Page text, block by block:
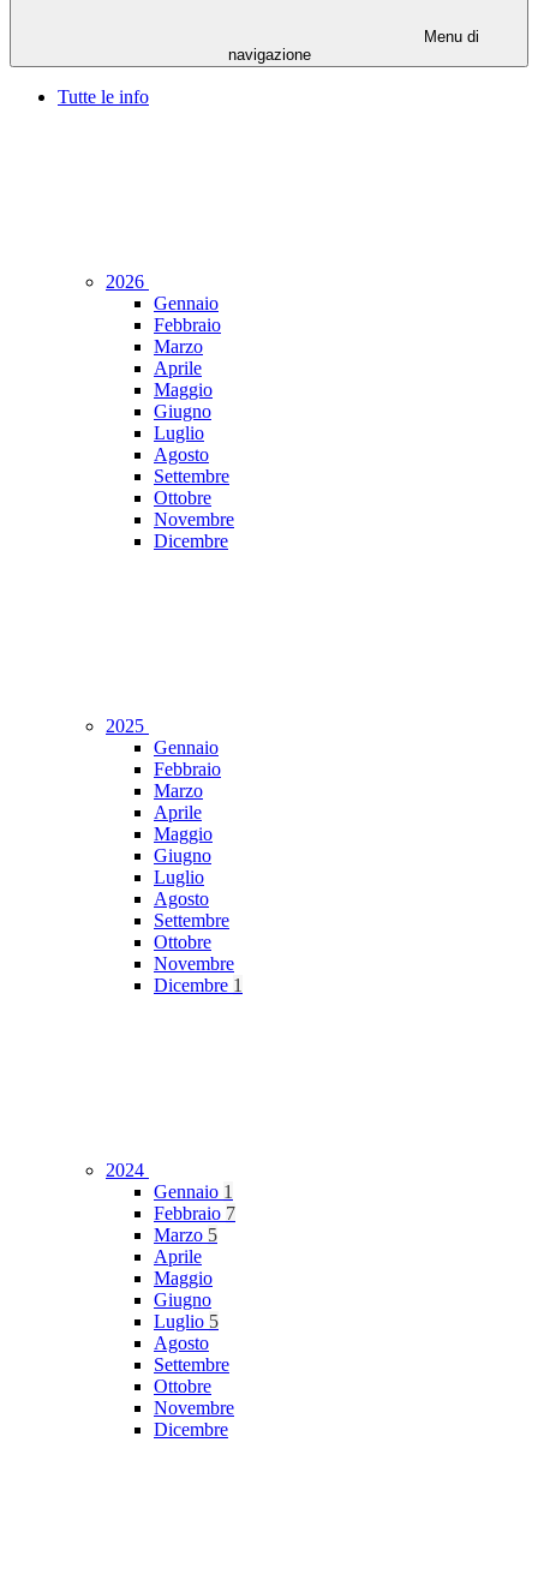
Menu di
navigazione
Tutte le info
2026
Gennaio
Febbraio
Marzo
Aprile
Maggio
Giugno
Luglio
Agosto
Settembre
Ottobre
Novembre
Dicembre
2025
Gennaio
Febbraio
Marzo
Aprile
Maggio
Giugno
Luglio
Agosto
Settembre
Ottobre
Novembre
Dicembre 1
2024
Gennaio 1
Febbraio 7
Marzo 5
Aprile
Maggio
Giugno
Luglio 5
Agosto
Settembre
Ottobre
Novembre
Dicembre